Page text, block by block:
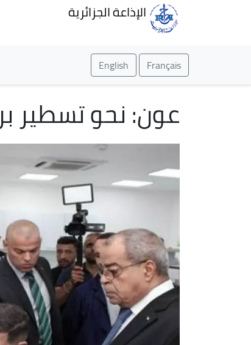
الإذاعة الجزائرية
Français
English
عون: نحو تسطير